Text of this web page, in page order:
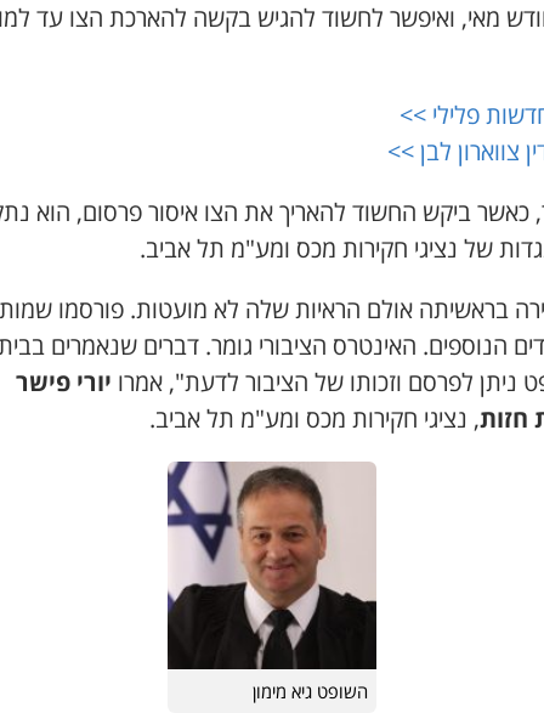
מאי, ואיפשר לחשוד להגיש בקשה להארכת הצו עד
פלילי >>
צווארון לבן >>
כאשר ביקש החשוד להאריך את הצו איסור פרסום, הוא
של נציגי חקירות מכס ומע"מ תל אביב.
בראשיתה אולם הראיות שלה לא מועטות. פורסמו
הנוספים. האינטרס הציבורי גומר. דברים שנאמרים
ניתן לפרסם וזכותו של הציבור לדעת", אמרו יורי פישר
חזות, נציגי חקירות מכס ומע"מ תל אביב.
השופט גיא מימון